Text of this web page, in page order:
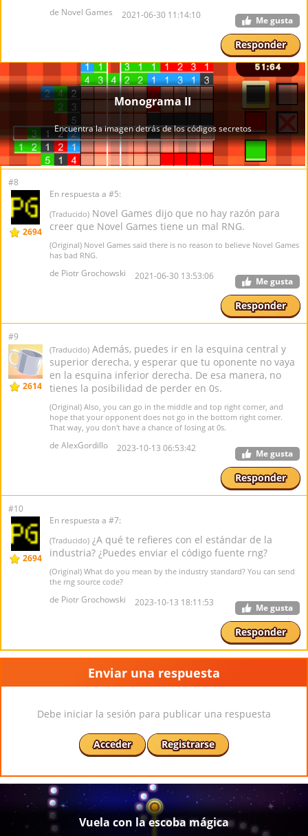
de Novel Games 2021-06-30 11:14:10 Me gusta
Responder
#8
2694
En respuesta a #5:
(Traducido) Novel Games dijo que no hay razón para
creer que Novel Games tiene un mal RNG.
(Original) Novel Games said there is no reason to believe Novel Games
has bad RNG.
de Piotr Grochowski 2021-06-30 13:53:06 Me gusta
Responder
#9
2614
(Traducido) Además, puedes ir en la esquina central y
superior derecha, y esperar que tu oponente no vaya
en la esquina inferior derecha. De esa manera, no
tienes la posibilidad de perder en 0s.
(Original) Also, you can go in the middle and top right corner, and
hope that your opponent does not go in the bottom right corner.
That way, you don't have a chance of losing at 0s.
de AlexGordillo 2023-10-13 06:53:42 Me gusta
Responder
#10
2694
En respuesta a #7:
(Traducido) ¿A qué te refieres con el estándar de la
industria? ¿Puedes enviar el código fuente rng?
(Original) What do you mean by the industry standard? You can send
the rng source code?
de Piotr Grochowski 2023-10-13 18:11:53 Me gusta
Responder
Enviar una respuesta
Debe iniciar la sesión para publicar una respuesta
Acceder Registrarse